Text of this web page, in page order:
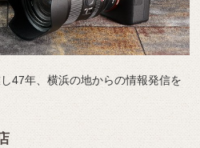
47年、横浜の地からの情報発信を